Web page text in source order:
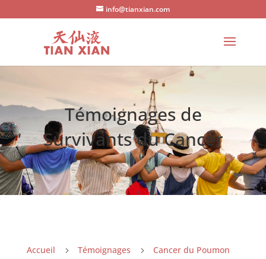
info@tianxian.com
Témoignages de
Survivants du Cancer
Accueil 5 Témoignages 5 Cancer du Poumon